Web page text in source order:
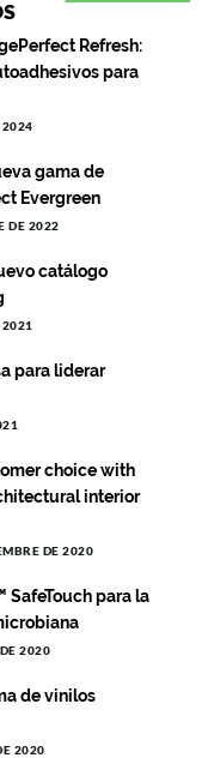
Refresh:
para
2024
gama de
Evergreen
DE 2022
catálogo
2021
para liderar
choice with
interior
DE 2020
SafeTouch para la
2020
de vinilos
2020